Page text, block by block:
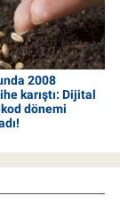
2008
karıştı: Dijital
dönemi